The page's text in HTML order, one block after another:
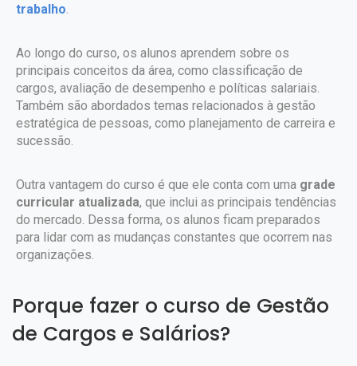
trabalho.
Ao longo do curso, os alunos aprendem sobre os
principais conceitos da área, como classificação de
cargos, avaliação de desempenho e políticas salariais.
Também são abordados temas relacionados à gestão
estratégica de pessoas, como planejamento de carreira e
sucessão.
Outra vantagem do curso é que ele conta com uma grade
curricular atualizada, que inclui as principais tendências
do mercado. Dessa forma, os alunos ficam preparados
para lidar com as mudanças constantes que ocorrem nas
organizações.
Porque fazer o curso de Gestão
de Cargos e Salários?